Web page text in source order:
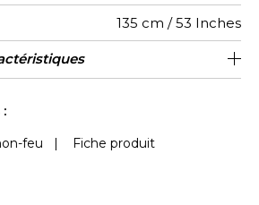
135 cm / 53 Inches
Raccord libre
30000
Siège à usage classique : 20.000 à
cycles (Martindale) et/ou 15,000
80000
De large
386
Italie
9 cm / 4 Inches
feu | Fiche produit